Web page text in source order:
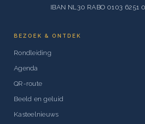
IBAN NL30 RABO 0103 6251
BEZOEK & ONTDEK
Rondleiding
Agenda
QR-route
Beeld en geluid
Kasteelnieuws